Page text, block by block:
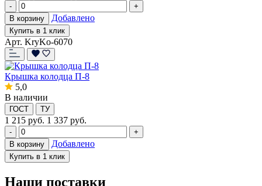
-
+
В корзину
Добавлено
Купить в 1 клик
Арт. KryKo-6070
Крышка колодца П-8
5,0
В наличии
ГОСТ ТУ
1 215 руб. 1 337 руб.
-
+
В корзину
Добавлено
Купить в 1 клик
Наши поставки